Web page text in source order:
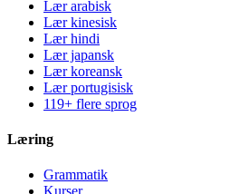
Lær arabisk
Lær kinesisk
Lær hindi
Lær japansk
Lær koreansk
Lær portugisisk
119+ flere sprog
Læring
Grammatik